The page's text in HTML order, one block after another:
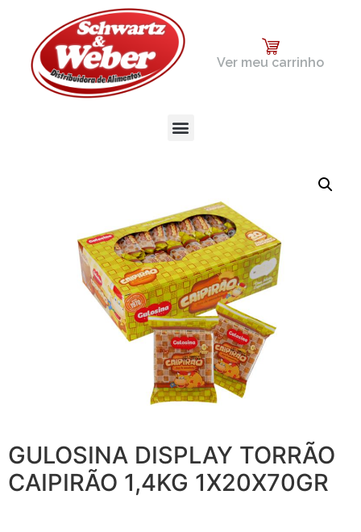
Ver meu carrinho
GULOSINA DISPLAY TORRÃO
CAIPIRÃO 1,4KG 1X20X70GR